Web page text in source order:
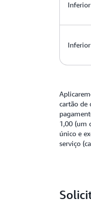
cartão de
1,00 (um
único e
serviço